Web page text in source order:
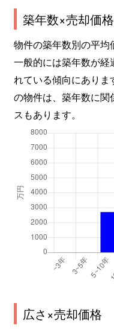
築年数×売却価格
物件の築年数別の平均
一般的には築年数が経
れている傾向にあり
の物件は、築年数に
スもあります。
広さ×売却価格